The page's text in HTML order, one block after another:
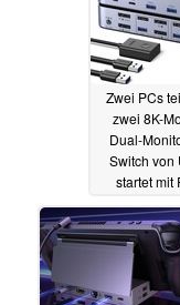
Zwei PCs
zwei 8K-
Dual-
Switch von
startet mit